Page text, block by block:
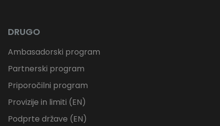
DRUGO
Ambasadorski program
Partnerski program
Priporočilni program
Provizije in limiti (EN)
Podprte države (EN)